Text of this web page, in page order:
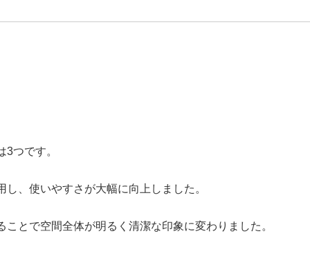
つです。
、使いやすさが大幅に向上しました。
とで空間全体が明るく清潔な印象に変わりました。